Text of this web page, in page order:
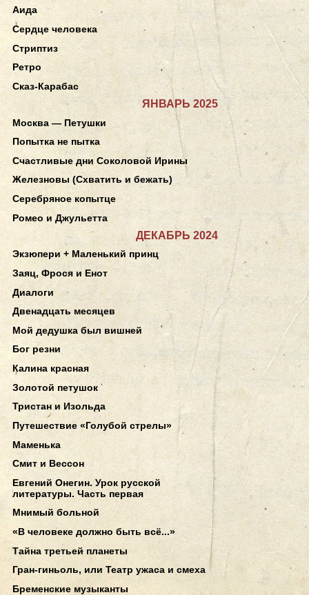
Аида
Сердце человека
Стриптиз
Ретро
Сказ-Карабас
ЯНВАРЬ 2025
Москва — Петушки
Попытка не пытка
Счастливые дни Соколовой Ирины
Железновы (Схватить и бежать)
Серебряное копытце
Ромео и Джульетта
ДЕКАБРЬ 2024
Экзюпери + Маленький принц
Заяц, Фрося и Енот
Диалоги
Двенадцать месяцев
Мой дедушка был вишней
Бог резни
Калина красная
Золотой петушок
Тристан и Изольда
Путешествие «Голубой стрелы»
Маменька
Смит и Вессон
Евгений Онегин. Урок русской
литературы. Часть первая
Мнимый больной
«В человеке должно быть всё...»
Тайна третьей планеты
Гран-гиньоль, или Театр ужаса и смеха
Бременские музыканты